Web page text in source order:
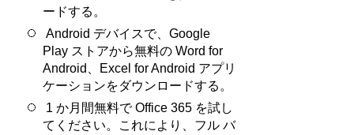
ードする。
Android デバイスで、Google
Play ストアから無料の Word for
Android、Excel for Android アプリ
ケーションをダウンロードする。
1 か月間無料で Office 365 を試し
てください。これにより、フル バ